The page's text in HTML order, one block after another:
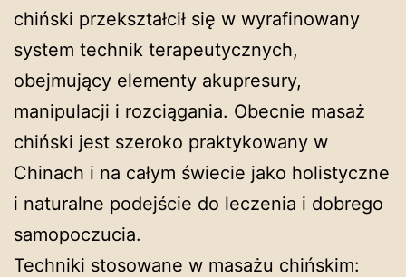
chiński przekształcił się w wyrafinowany
system technik terapeutycznych,
obejmujący elementy akupresury,
manipulacji i rozciągania. Obecnie masaż
chiński jest szeroko praktykowany w
Chinach i na całym świecie jako holistyczne
i naturalne podejście do leczenia i dobrego
samopoczucia.
Techniki stosowane w masażu chińskim: